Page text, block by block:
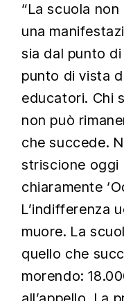
“La scuola
una
sia dal punto
punto di vista
educatori. Chi
non può
che succede.
striscione oggi
chiaramente
L’indifferenza
muore. La
quello che
morendo: